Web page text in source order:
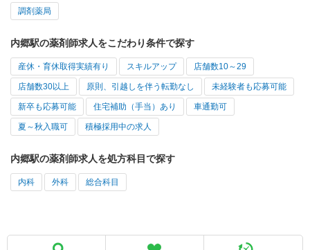
調剤薬局
内郷駅の薬剤師求人をこだわり条件で探す
産休・育休取得実績有り スキルアップ 店舗数10～29
店舗数30以上 原則、引越しを伴う転勤なし 未経験者も応募可能
新卒も応募可能 住宅補助（手当）あり 車通勤可
夏～秋入職可 積極採用中の求人
内郷駅の薬剤師求人を処方科目で探す
内科 外科 総合科目